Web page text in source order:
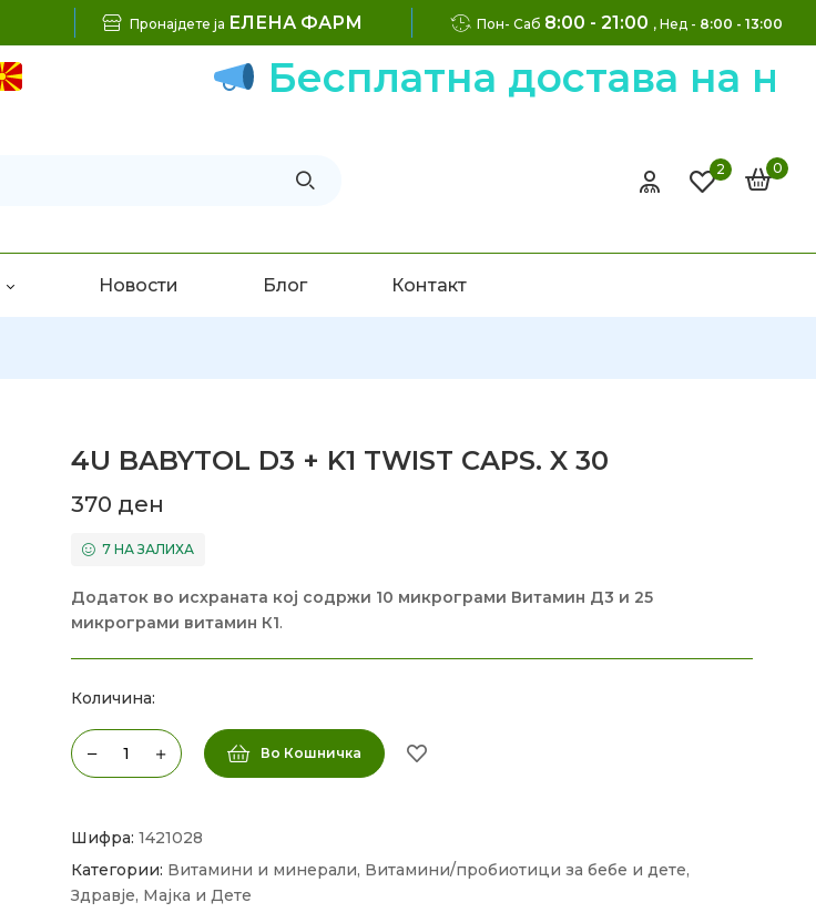
Пронајдете ја ЕЛЕНА ФАРМ Пон- Саб 8:00 - 21:00 , Нед - 8:00 - 13:00
Бесплатна достава на
2 0
Новости Блог Контакт
4U BABYTOL D3 + K1 TWIST CAPS. X 30
370 ден
7 НА ЗАЛИХА
Додаток во исхраната кој содржи 10 микрограми Витамин Д3 и 25
микрограми витамин К1.
Количина:
Во Кошничка
Шифра: 1421028
Категории: Витамини и минерали, Витамини/пробиотици за бебе и дете,
Здравје, Мајка и Дете